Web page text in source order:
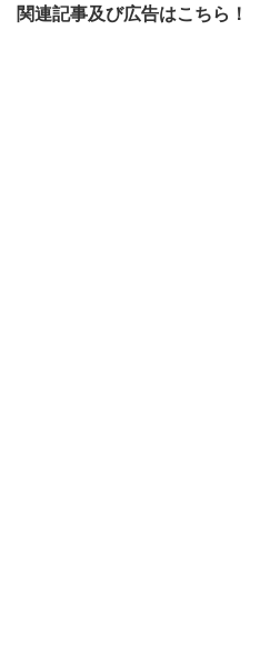
関連記事及び広告はこちら！